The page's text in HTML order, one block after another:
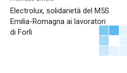
Electrolux, solidarietà del M5S
Emilia-Romagna ai lavoratori
di Forlì